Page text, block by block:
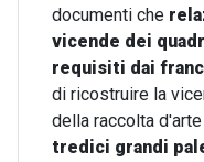
documenti che
vicende dei
requisiti dai
di ricostruire la
della raccolta
tredici grandi